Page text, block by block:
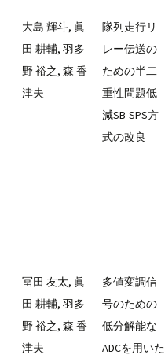
大島 輝斗, 眞
田 耕輔, 羽多
野 裕之, 森 香
津夫
隊列走行リ
レー伝送の
ための半二
重性問題低
減SB-SPS方
式の改良
冨田 友太, 眞
田 耕輔, 羽多
野 裕之, 森 香
津夫
多値変調信
号のための
低分解能な
ADCを用いた